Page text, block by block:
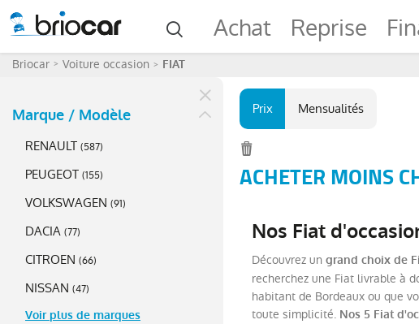
Achat Reprise
Briocar Voiture occasion FIAT
Marque / Modèle
RENAULT (587)
PEUGEOT (155)
VOLKSWAGEN (91)
DACIA (77)
CITROEN (66)
NISSAN (47)
Voir plus de marques
Prix Mensualités
ACHETER MOINS
Nos Fiat
Découvrez un grand choix de
recherchez une Fiat livrable à
habitant de Bordeaux ou que
toute simplicité. Nos 5 Fiat